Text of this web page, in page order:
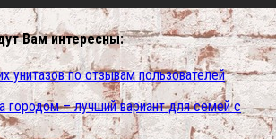
Вам интересны:
унитазов по отзывам пользователей
городом – лучший вариант для семей с